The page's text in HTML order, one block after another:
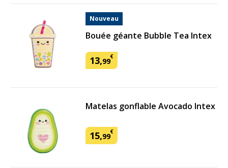
Nouveau
Bouée géante Bubble Tea Intex
13,99€
Matelas gonflable Avocado Intex
15,99€